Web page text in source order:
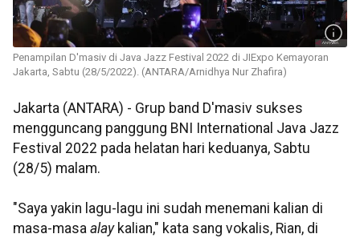
Penampilan D'masiv di Java Jazz Festival 2022 di JIExpo Kemayoran
Jakarta, Sabtu (28/5/2022). (ANTARA/Arnidhya Nur Zhafira)
Jakarta (ANTARA) - Grup band D'masiv sukses
mengguncang panggung BNI International Java Jazz
Festival 2022 pada helatan hari keduanya, Sabtu
(28/5) malam.
"Saya yakin lagu-lagu ini sudah menemani kalian di
masa-masa alay kalian," kata sang vokalis, Rian, di